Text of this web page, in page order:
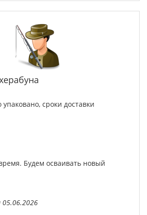
упаковано, сроки доставки
Будем осваивать новый
05.06.2026